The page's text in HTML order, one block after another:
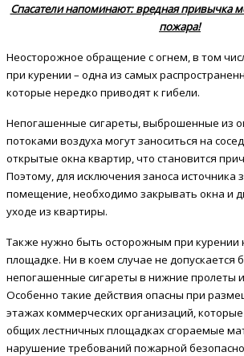
Спасатели напоминают: вредная привычка
пожара!
Неосторожное обращение с огнем, в том
при курении – одна из самых
которые нередко приводят к гибели.
Непогашенные сигареты, выброшенные из
потоками воздуха могут заноситься на
открытые окна квартир, что становится
Поэтому, для исключения заноса источника
помещение, необходимо закрывать окна и
уходе из квартиры.
Также нужно быть осторожным при курении
площадке. Ни в коем случае не допускается
непогашенные сигареты в нижние пролеты
Особенно такие действия опасны при
этажах коммерческих организаций,
общих лестничных площадках сгораемые
нарушение требований пожарной